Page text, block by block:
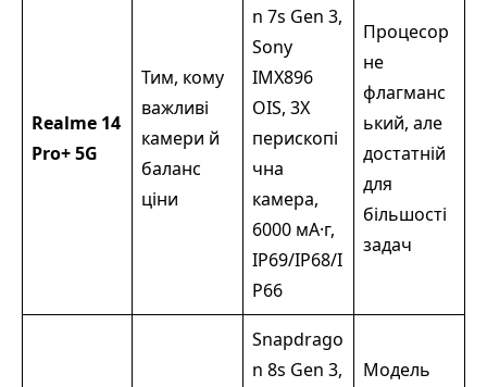
Realme 14
Pro+ 5G
Тим, кому
важливі
камери й
баланс
ціни
n 7s Gen 3,
Sony
IMX896
OIS, 3X
перископі
чна
камера,
6000 мА·г,
IP69/IP68/I
P66
Процесор
не
флагманс
ький, але
достатній
для
більшості
задач
Snapdrago
n 8s Gen 3,
Модель